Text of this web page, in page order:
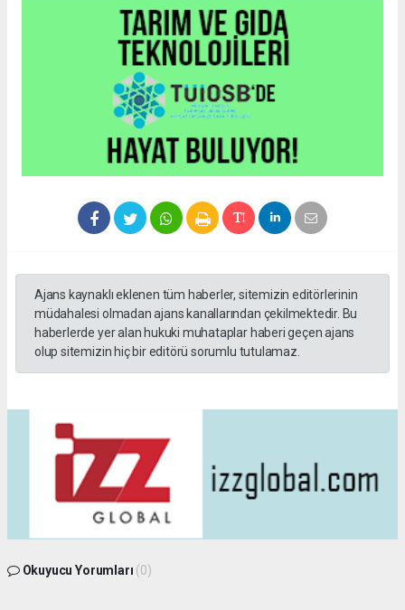
Ajans kaynaklı eklenen tüm haberler, sitemizin editörlerinin
müdahalesi olmadan ajans kanallarından çekilmektedir. Bu
haberlerde yer alan hukuki muhataplar haberi geçen ajans
olup sitemizin hiç bir editörü sorumlu tutulamaz.
Okuyucu Yorumları (0)